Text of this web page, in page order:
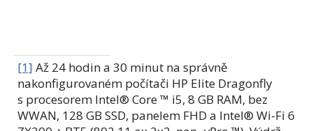
[1] Až 24 hodin a 30 minut na správně
nakonfigurovaném počítači HP Elite Dragonfly
s procesorem Intel® Core ™ i5, 8 GB RAM, bez
WWAN, 128 GB SSD, panelem FHD a Intel® Wi-Fi 6